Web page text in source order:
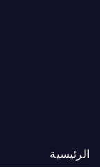
الرئيسية